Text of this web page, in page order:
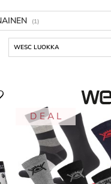
(1)
WESC LUOKKA
D E A L